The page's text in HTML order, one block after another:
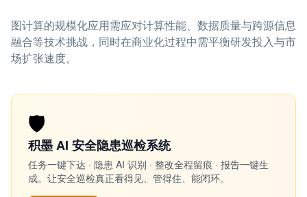
图计算的规模化应用需应对计算性能、数据质量与跨源信息
融合等技术挑战，同时在商业化过程中需平衡研发投入与市
场扩张速度。
🛡️
积墨 AI 安全隐患巡检系统
任务一键下达 · 隐患 AI 识别 · 整改全程留痕 · 报告一键生
成。让安全巡检真正看得见、管得住、能闭环。